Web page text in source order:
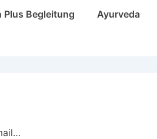
Plus Begleitung Ayurveda